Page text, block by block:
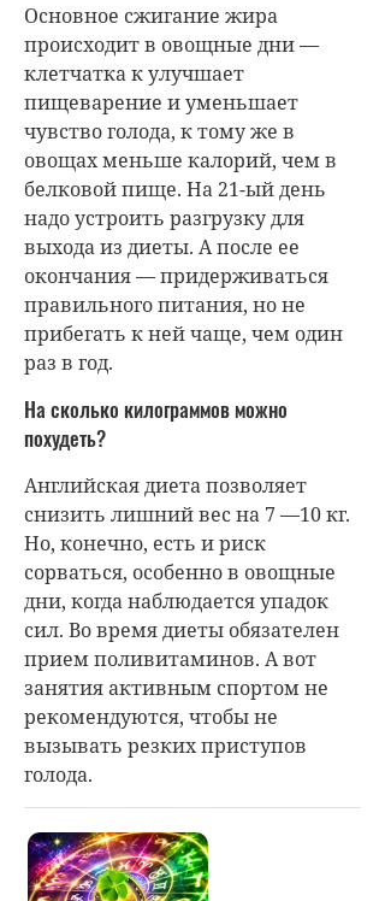
Основное сжигание жира
происходит в овощные дни —
клетчатка к улучшает
пищеварение и уменьшает
чувство голода, к тому же в
овощах меньше калорий, чем в
белковой пище. На 21-ый день
надо устроить разгрузку для
выхода из диеты. А после ее
окончания — придерживаться
правильного питания, но не
прибегать к ней чаще, чем один
раз в год.
На сколько килограммов можно
похудеть?
Английская диета позволяет
снизить лишний вес на 7 —10 кг.
Но, конечно, есть и риск
сорваться, особенно в овощные
дни, когда наблюдается упадок
сил. Во время диеты обязателен
прием поливитаминов. А вот
занятия активным спортом не
рекомендуются, чтобы не
вызывать резких приступов
голода.